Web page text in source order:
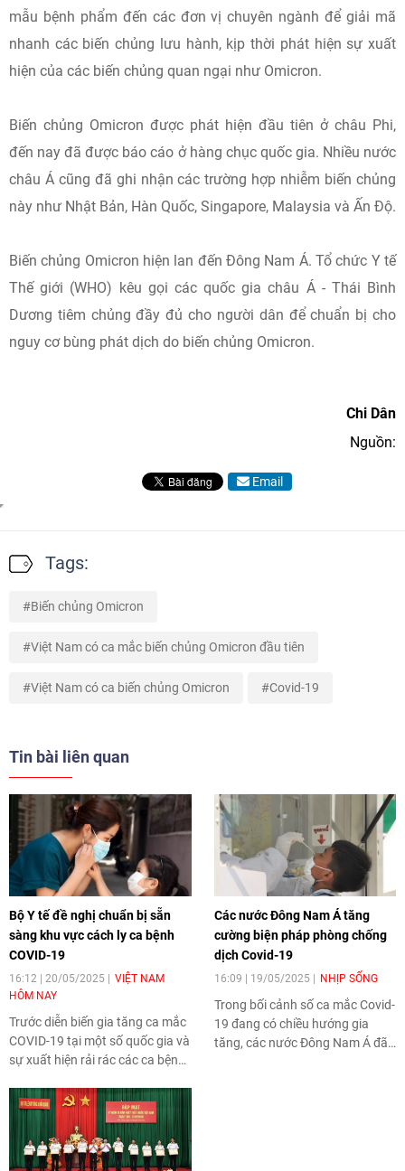
mẫu bệnh phẩm đến các đơn vị chuyên ngành để giải mã
nhanh các biến chủng lưu hành, kịp thời phát hiện sự xuất
hiện của các biến chủng quan ngại như Omicron.
Biến chủng Omicron được phát hiện đầu tiên ở châu Phi,
đến nay đã được báo cáo ở hàng chục quốc gia. Nhiều nước
châu Á cũng đã ghi nhận các trường hợp nhiễm biến chủng
này như Nhật Bản, Hàn Quốc, Singapore, Malaysia và Ấn Độ.
Biến chủng Omicron hiện lan đến Đông Nam Á. Tổ chức Y tế
Thế giới (WHO) kêu gọi các quốc gia châu Á - Thái Bình
Dương tiêm chủng đầy đủ cho người dân để chuẩn bị cho
nguy cơ bùng phát dịch do biến chủng Omicron.
Chi Dân
Nguồn:
Email
Tags:
Biến chủng Omicron
Việt Nam có ca mắc biến chủng Omicron đầu tiên
Việt Nam có ca biến chủng Omicron Covid-19
Tin bài liên quan
Bộ Y tế đề nghị chuẩn bị sẵn
sàng khu vực cách ly ca bệnh
COVID-19
16:12 | 20/05/2025
VIỆT NAM
HÔM NAY
Trước diễn biến gia tăng ca mắc
COVID-19 tại một số quốc gia và
sự xuất hiện rải rác các ca bệnh
địa phương và đơn vị y tế trên cả
nước chủ động rà soát, cập nhật
kế hoạch phòng dịch, đồng thời
chuẩn bị đầy đủ cơ sở vật chất,
Các nước Đông Nam Á tăng
cường biện pháp phòng chống
dịch Covid-19
16:09 | 19/05/2025 NHỊP SỐNG
Trong bối cảnh số ca mắc Covid-
19 đang có chiều hướng gia
tăng, các nước Đông Nam Á đã